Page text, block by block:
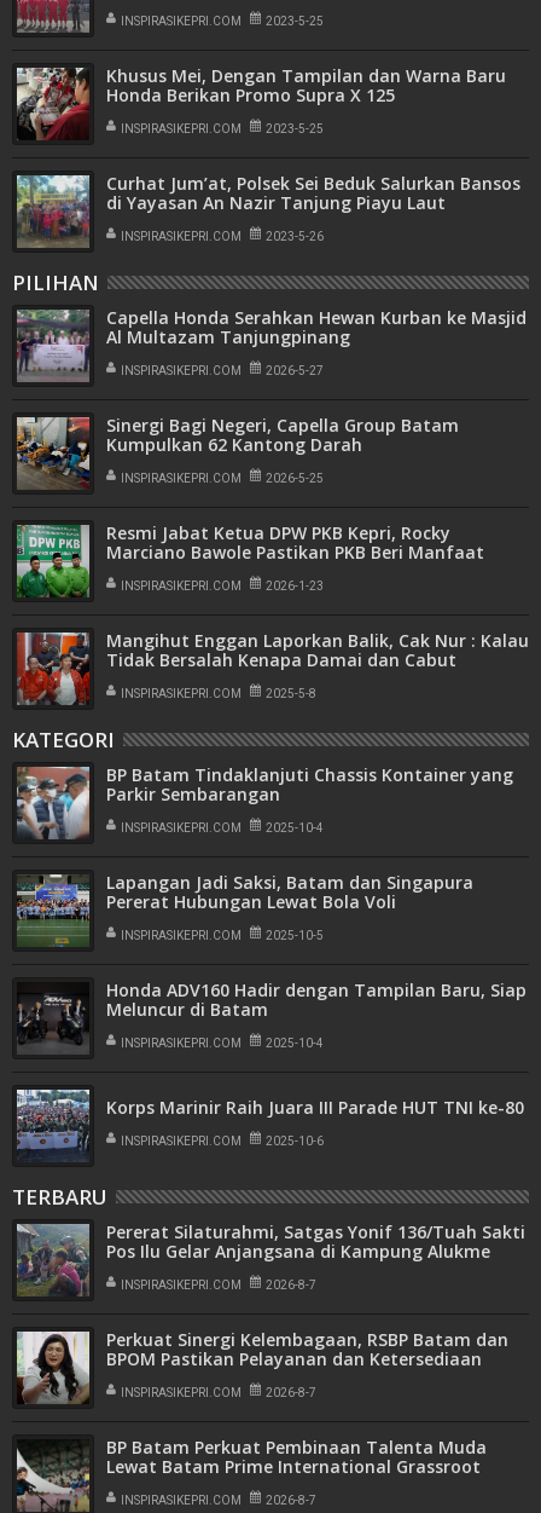
INSPIRASIKEPRI.COM 2023-5-25
Khusus Mei, Dengan Tampilan dan Warna Baru
Honda Berikan Promo Supra X 125
INSPIRASIKEPRI.COM 2023-5-25
Curhat Jum’at, Polsek Sei Beduk Salurkan Bansos
di Yayasan An Nazir Tanjung Piayu Laut
INSPIRASIKEPRI.COM 2023-5-26
PILIHAN
Capella Honda Serahkan Hewan Kurban ke Masjid
Al Multazam Tanjungpinang
INSPIRASIKEPRI.COM 2026-5-27
Sinergi Bagi Negeri, Capella Group Batam
Kumpulkan 62 Kantong Darah
INSPIRASIKEPRI.COM 2026-5-25
Resmi Jabat Ketua DPW PKB Kepri, Rocky
Marciano Bawole Pastikan PKB Beri Manfaat
Nyata Bagi Masyarakat
INSPIRASIKEPRI.COM 2026-1-23
Mangihut Enggan Laporkan Balik, Cak Nur : Kalau
Tidak Bersalah Kenapa Damai dan Cabut
INSPIRASIKEPRI.COM 2025-5-8
KATEGORI
BP Batam Tindaklanjuti Chassis Kontainer yang
Parkir Sembarangan
INSPIRASIKEPRI.COM 2025-10-4
Lapangan Jadi Saksi, Batam dan Singapura
Pererat Hubungan Lewat Bola Voli
INSPIRASIKEPRI.COM 2025-10-5
Honda ADV160 Hadir dengan Tampilan Baru, Siap
Meluncur di Batam
INSPIRASIKEPRI.COM 2025-10-4
Korps Marinir Raih Juara III Parade HUT TNI ke-80
INSPIRASIKEPRI.COM 2025-10-6
TERBARU
Pererat Silaturahmi, Satgas Yonif 136/Tuah Sakti
Pos Ilu Gelar Anjangsana di Kampung Alukme
INSPIRASIKEPRI.COM 2026-8-7
Perkuat Sinergi Kelembagaan, RSBP Batam dan
BPOM Pastikan Pelayanan dan Ketersediaan
INSPIRASIKEPRI.COM 2026-8-7
BP Batam Perkuat Pembinaan Talenta Muda
Lewat Batam Prime International Grassroot
Football Festival 2026
INSPIRASIKEPRI.COM 2026-8-7